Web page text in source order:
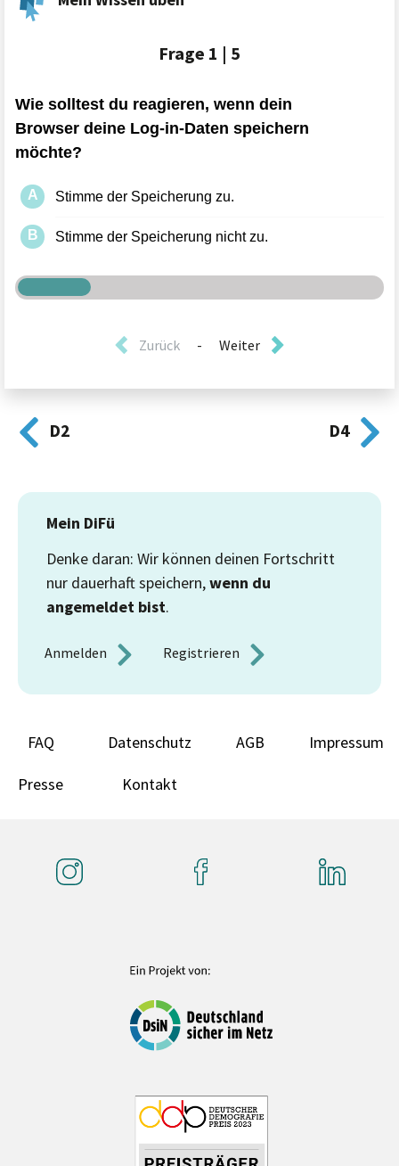
Frage 1 | 5
Zurück - Weiter
D2 D4
Mein DiFü
Denke daran: Wir können deinen Fortschritt
nur dauerhaft speichern,wenn du
angemeldet bist.
Anmelden Registrieren
FAQ Datenschutz AGB Impressum
Presse Kontakt